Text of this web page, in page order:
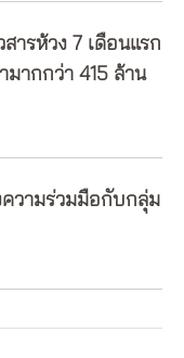
ารห้วง 7 เดือนแรก
ากกว่า 415 ล้าน
ความร่วมมือกับกลุ่ม